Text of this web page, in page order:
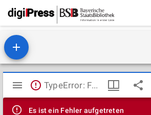
Mirador
Viewer
TypeError: Failed to fetch
Es ist ein Fehler aufgetreten